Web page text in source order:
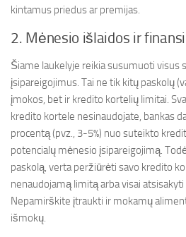
kintamus priedus ar premijas.
2. Mėnesio išlaidos ir
Šiame laukelyje reikia susumuoti visus
įsipareigojimus. Tai ne tik kitų paskolų
įmokos, bet ir kredito kortelių limitai.
kredito kortele nesinaudojate, bankas
procentą (pvz., 3-5%) nuo suteikto
potencialų mėnesio įsipareigojimą.
paskolą, verta peržiūrėti savo kredito
nenaudojamą limitą arba visai
Nepamirškite įtraukti ir mokamų
išmokų.